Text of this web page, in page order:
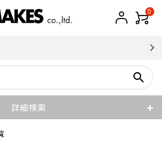
0
search
詳細検索